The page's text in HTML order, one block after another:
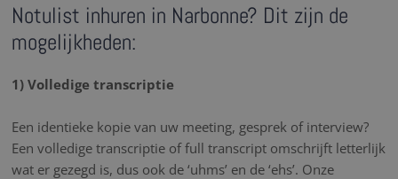
Notulist inhuren in Narbonne? Dit zijn de
mogelijkheden:
1) Volledige transcriptie
Een identieke kopie van uw meeting, gesprek of interview?
Een volledige transcriptie of full transcript omschrijft letterlijk
wat er gezegd is, dus ook de ‘uhms’ en de ‘ehs’. Onze